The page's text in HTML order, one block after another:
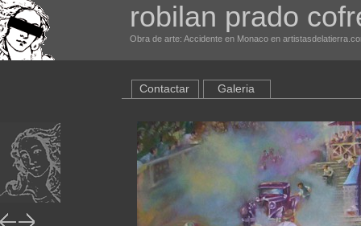
robilan prado
Obra de arte: Accidente en Monaco en
Contactar Galeria